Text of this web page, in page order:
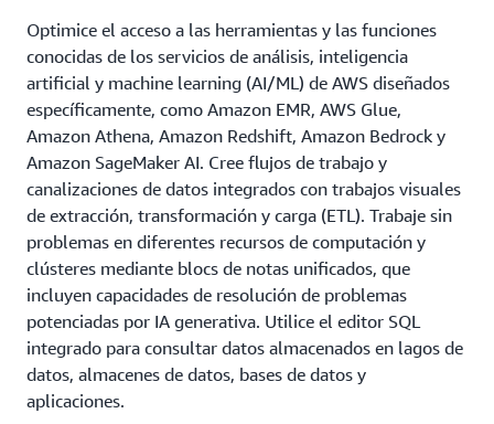
Optimice el acceso a las herramientas y las funciones
conocidas de los servicios de análisis, inteligencia
artificial y machine learning (AI/ML) de AWS diseñados
específicamente, como Amazon EMR, AWS Glue,
Amazon Athena, Amazon Redshift, Amazon Bedrock y
Amazon SageMaker AI. Cree flujos de trabajo y
canalizaciones de datos integrados con trabajos visuales
de extracción, transformación y carga (ETL). Trabaje sin
problemas en diferentes recursos de computación y
clústeres mediante blocs de notas unificados, que
incluyen capacidades de resolución de problemas
potenciadas por IA generativa. Utilice el editor SQL
integrado para consultar datos almacenados en lagos de
datos, almacenes de datos, bases de datos y
aplicaciones.